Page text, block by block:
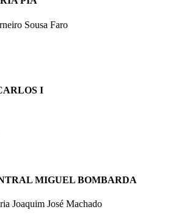
Sousa Faro
I
MIGUEL BOMBARDA
Joaquim José Machado